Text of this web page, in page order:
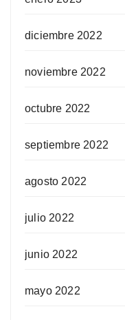
diciembre 2022
noviembre 2022
octubre 2022
septiembre 2022
agosto 2022
julio 2022
junio 2022
mayo 2022